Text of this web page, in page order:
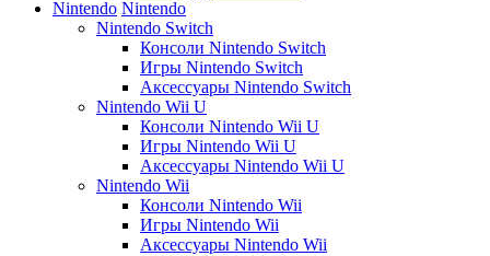
Nintendo Nintendo
Nintendo Switch
Консоли Nintendo Switch
Игры Nintendo Switch
Аксессуары Nintendo Switch
Nintendo Wii U
Консоли Nintendo Wii U
Игры Nintendo Wii U
Аксессуары Nintendo Wii U
Nintendo Wii
Консоли Nintendo Wii
Игры Nintendo Wii
Аксессуары Nintendo Wii